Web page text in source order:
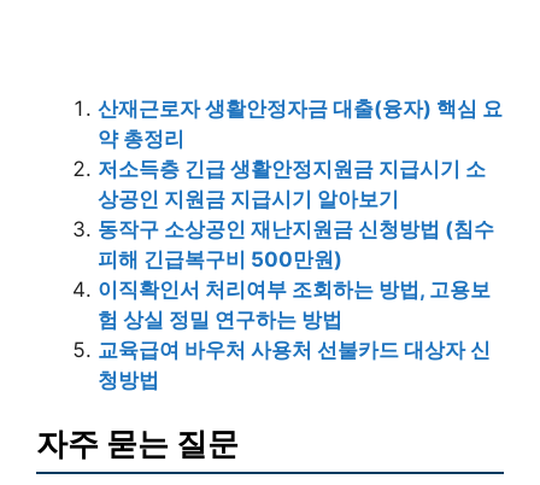
산재근로자 생활안정자금 대출(융자) 핵심 요
약 총정리
저소득층 긴급 생활안정지원금 지급시기 소
상공인 지원금 지급시기 알아보기
동작구 소상공인 재난지원금 신청방법 (침수
피해 긴급복구비 500만원)
이직확인서 처리여부 조회하는 방법, 고용보
험 상실 정밀 연구하는 방법
교육급여 바우처 사용처 선불카드 대상자 신
청방법
자주 묻는 질문